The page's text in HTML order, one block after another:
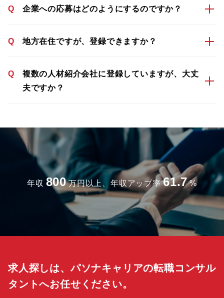
Q 企業への応募はどのようにするのですか？
Q 地方在住ですが、登録できますか？
Q
複数の人材紹介会社に登録していますが、大丈
夫ですか？
年収 800 万円以上、年収アップ率 61.7 %
求人探しは、パソナキャリアの転職コンサル
タントへお任せください。